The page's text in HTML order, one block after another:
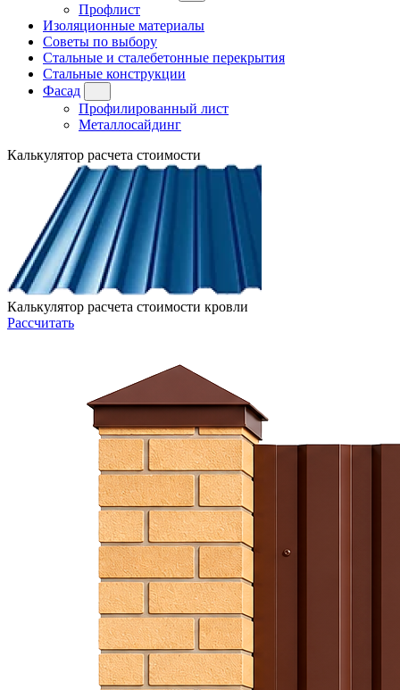
Профлист
Изоляционные материалы
Советы по выбору
Стальные и сталебетонные перекрытия
Стальные конструкции
Фасад
Профилированный лист
Металлосайдинг
Калькулятор расчета стоимости
Калькулятор расчета стоимости кровли
Рассчитать